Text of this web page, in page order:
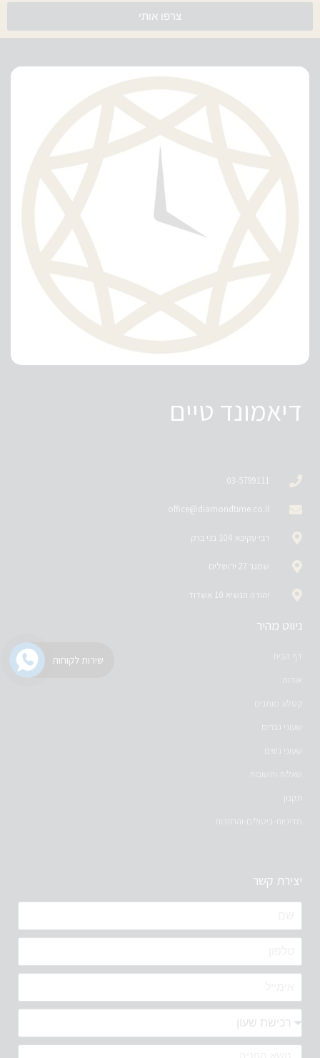
צרפו אותי
דיאמונד טיים
03-5799111
office@diamondtime.co.il
רבי עקיבא 104 בני ברק
שמגר 27 ירושלים
יהודה הנשיא 10 אשדוד
ניווט מהיר
דף הבית
אודות
קטלוג מותגים
שעוני גברים
שעוני נשים
שאלות ותשובות
תקנון
מדיניות-ביטולים-והחזרות
יצירת קשר
שירות לקוחות